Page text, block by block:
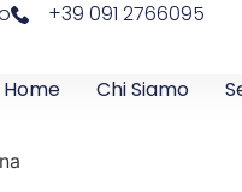
+39 091 2766095
Home Chi Siamo